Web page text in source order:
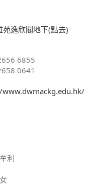
苑逸欣閣地下(點去)
6855
0641
利